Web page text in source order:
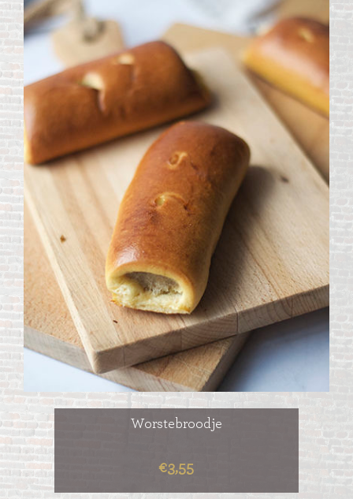
Worstebroodje
€3,55